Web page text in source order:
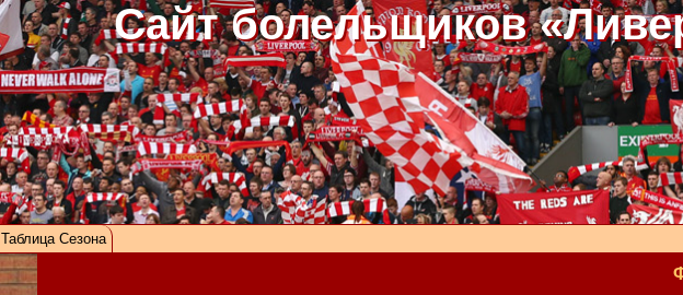
Сайт болельщиков
Таблица Сезона